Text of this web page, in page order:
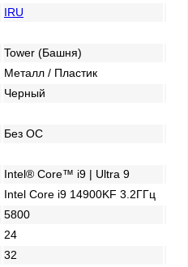
IRU
Tower (Башня)
Металл / Пластик
Черный
Без ОС
Intel® Core™ i9 | Ultra 9
Intel Core i9 14900KF 3.2ГГц
5800
24
32